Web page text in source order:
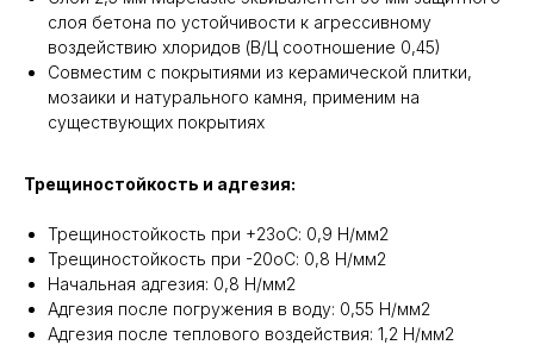
слоя бетона по устойчивости к агрессивному
воздействию хлоридов (В/Ц соотношение 0,45)
Совместим с покрытиями из керамической плитки,
мозаики и натурального камня, применим на
существующих покрытиях
Трещиностойкость и адгезия:
Трещиностойкость при +23оС: 0,9 Н/мм2
Трещиностойкость при -20оС: 0,8 Н/мм2
Начальная адгезия: 0,8 Н/мм2
Адгезия после погружения в воду: 0,55 Н/мм2
Адгезия после теплового воздействия: 1,2 Н/мм2